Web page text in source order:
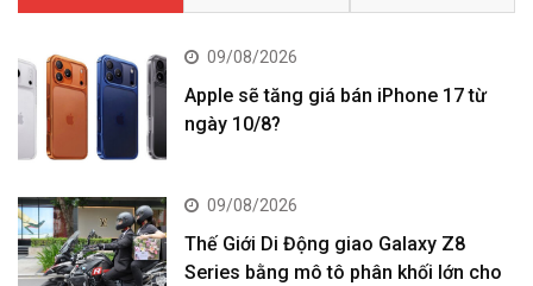
09/08/2026
Apple sẽ tăng giá bán iPhone 17 từ
ngày 10/8?
09/08/2026
Thế Giới Di Động giao Galaxy Z8
Series bằng mô tô phân khối lớn cho